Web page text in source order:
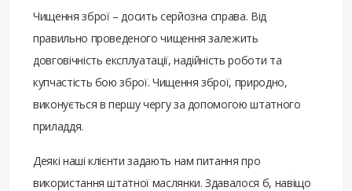
Чищення зброї – досить серйозна справа. Від
правильно проведеного чищення залежить
довговічність експлуатації, надійність роботи та
купчастість бою зброї. Чищення зброї, природно,
виконується в першу чергу за допомогою штатного
приладдя.
Деякі наші клієнти задають нам питання про
використання штатної маслянки. Здавалося б, навіщо